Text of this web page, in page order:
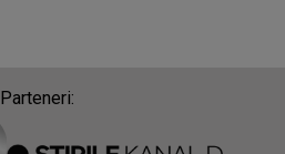
Parteneri: